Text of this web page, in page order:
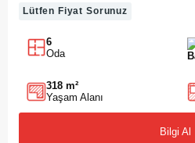
Lütfen Fiyat Sorunuz
6
Oda
318 m²
Yaşam Alanı
Bilgi Al